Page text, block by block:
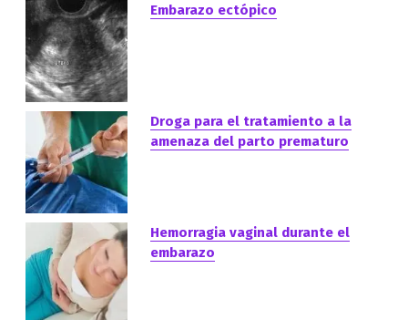
Embarazo ectópico
Droga para el tratamiento a la
amenaza del parto prematuro
Hemorragia vaginal durante el
embarazo